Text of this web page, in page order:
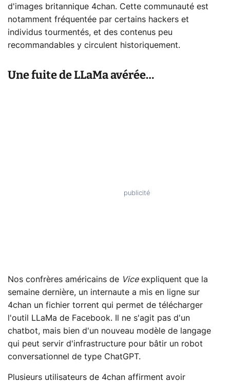
d'images britannique 4chan. Cette communauté est
notamment fréquentée par certains hackers et
individus tourmentés, et des contenus peu
recommandables y circulent historiquement.
Une fuite de LLaMa avérée…
Nos confrères américains de Viceexpliquent que la
semaine dernière, un internaute a mis en ligne sur
4chan un fichier torrent qui permet de télécharger
l'outil LLaMa de Facebook. Il ne s'agit pas d'un
chatbot, mais bien d'un nouveau modèle de langage
qui peut servir d'infrastructure pour bâtir un robot
conversationnel de type ChatGPT.
Plusieurs utilisateurs de 4chan affirment avoir